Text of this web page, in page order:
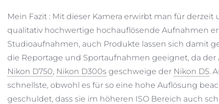
Mein Fazit : Mit dieser Kamera erwirbt man für
qualitativ hochwertige hochauflösende Aufnahmen
Studioaufnahmen, auch Produkte lassen sich damit
die Reportage und Sportaufnahmen geeignet, da
Nikon D750, Nikon D300s geschweige der Nikon D5.
schnellste, obwohl es für so eine hohe Auflösung
geschuldet, dass sie im höheren ISO Bereich auch